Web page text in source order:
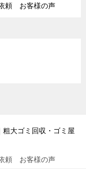
頼 お客様の声
粗大ゴミ回収・ゴミ屋
頼 お客様の声